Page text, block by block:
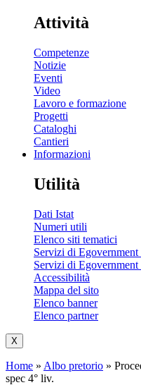
Attività
Competenze
Notizie
Eventi
Video
Lavoro e formazione
Progetti
Cataloghi
Cantieri
Informazioni
Utilità
Dati Istat
Numeri utili
Elenco siti tematici
Servizi di Egovernment
Servizi di
Accessibilità
Mappa del sito
Elenco banner
Elenco partner
X
Home » Albo pretorio »
spec 4° liv.